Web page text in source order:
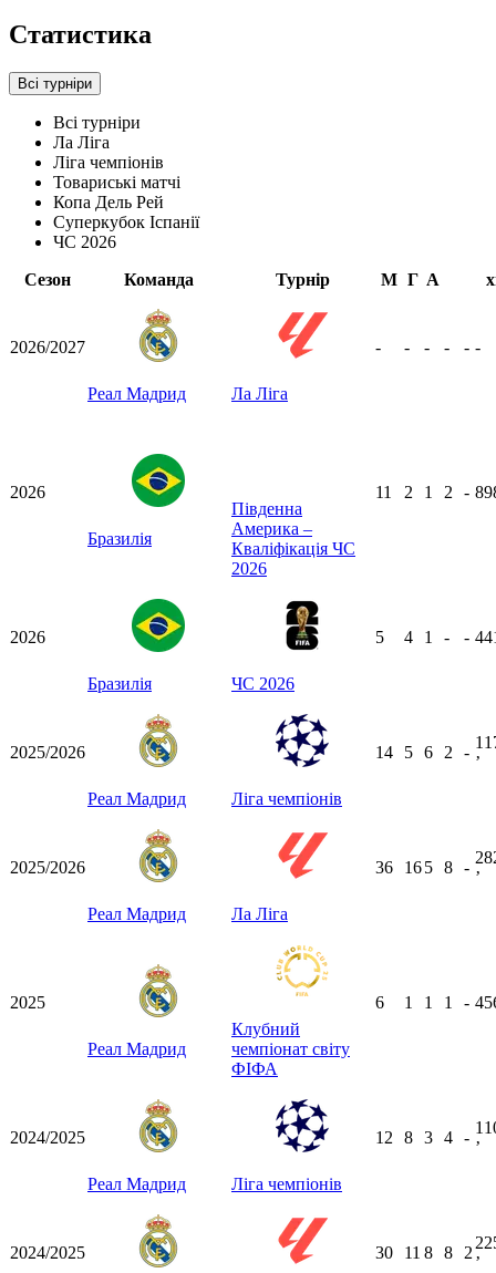
Статистика
Всі турніри
Всі турніри
Ла Ліга
Ліга чемпіонів
Товариські матчі
Копа Дель Рей
Суперкубок Іспанії
ЧС 2026
Сезон
Команда Турнір М Г А
2026/2027
Реал Мадрид Ла Ліга
- - - - - -
2026
Бразилія
Південна
Америка –
Кваліфікація ЧС
2026
11 2 1 2 -
2026
Бразилія ЧС 2026
5 4 1 - -
2025/2026
Реал Мадрид Ліга чемпіонів
14 5 6 2 -
ʼ
2025/2026
Реал Мадрид Ла Ліга
36 165 8 -
ʼ
2025
Реал Мадрид
Клубний
чемпіонат світу
ФІФА
6 1 1 1 -
2024/2025
Реал Мадрид Ліга чемпіонів
12 8 3 4 -
ʼ
2024/2025 30 11 8 8 2
ʼ